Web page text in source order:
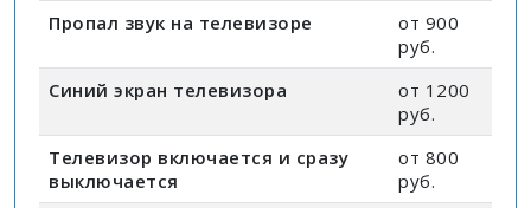
Пропал звук на телевизоре
от 900
руб.
Синий экран телевизора
от 1200
руб.
Телевизор включается и сразу
выключается
от 800
руб.